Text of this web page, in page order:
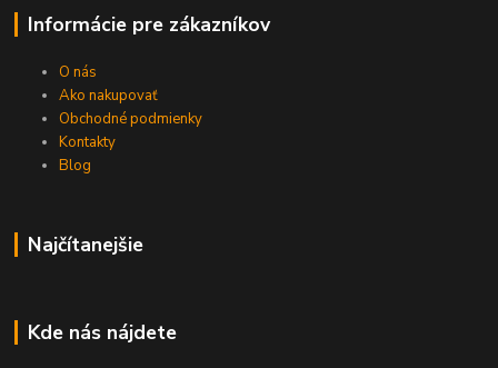
Informácie pre zákazníkov
O nás
Ako nakupovať
Obchodné podmienky
Kontakty
Blog
Najčítanejšie
Kde nás nájdete